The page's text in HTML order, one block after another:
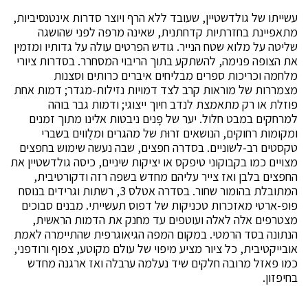
עשייתו של גולדשטיין, שעובד ללא הרף ויוצר סדרות אינטנסיביות,
מתאפיינת בחזרתיות קדחתנית, שאינה מרפה לפני שהושגה
שליטה על מלוא שטח הנייר. גודש הפרטים עולה על גדותיו ומזמין
את הצופה פנימה, להשתקע בתוך הריבוי המסחרר. בסדרות ציורי
מלחמה וכריכות ספרים מבליחים איברים כרותים וסצנות
מצמררות של מוראות קרב לצד דמויות נזילות-מגדר; דמות אחת
פוזלת או רק מתאמצת לנדב חיוך ייצוגי; ודמות גבר בוהה
למרחקים במבט חלול. יער של פָּנים ניבטות אלינו מתוך זמנים
ומקומות רחוקים, הנושאים זרוּת של מהגרים ומלֻווים בשברי
טקסטים רב-לשוניים. בסדרה חפצים, שבה נעשה שימוש בחפצים
מצויים כמו בקבוקוני טיפקס או יציקות שיניים, כיסה גולדשטיין את
החפצים בלבן ואז צייר עליהם מחדש בשפה רזה ודקורטיבית,
המתובלת בהומור שחור. בסדרה אטלס 3, רשתות וגרידים בנוסח
פופ-ארטי מאזכרות טכניקות של דפוס תעשייתי. מבנים סבוכים
מצטרפים אלה לאלה ועוטפים עד מחנק את הדמות הראשית,
הנתונה בסד הרמטי. במקום המפה הגיאוגרפית שהתיימרה לאמת
אובייקטיבית, כל ציור מציע מיפוי של עולם מקוטע, צפוף ורודפני,
כמו פאזל מרובה חלקים שיד נעלמה ערבלה ואז ארגנה מחדש
בחיפזון.